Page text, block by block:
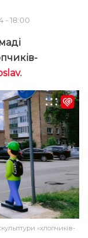
- 18:00
.
«хлопчиків-